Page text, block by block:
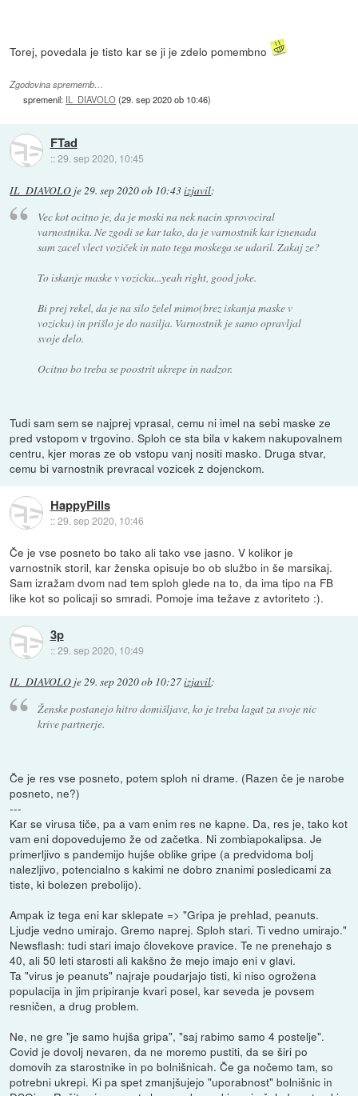
Torej, povedala je tisto kar se ji je zdelo pomembno
Zgodovina sprememb…
spremenil: IL_DIAVOLO(29. sep 2020 ob 10:46)
FTad
::29. sep 2020, 10:45
IL_DIAVOLO je29. sep 2020 ob 10:43izjavil:
Vec kot ocitno je, da je moski na nek nacin sprovociral
varnostnika. Ne zgodi se kar tako, da je varnostnik kar iznenada
sam zacel vlect voziček in nato tega moskega se udaril. Zakaj ze?
To iskanje maske v vozicku...yeah right, good joke.
Bi prej rekel, da je na silo želel mimo(brez iskanja maske v
vozicku) in prišlo je do nasilja. Varnostnik je samo opravljal
svoje delo.
Ocitno bo treba se poostrit ukrepe in nadzor.
Tudi sam sem se najprej vprasal, cemu ni imel na sebi maske ze
pred vstopom v trgovino. Sploh ce sta bila v kakem nakupovalnem
centru, kjer moras ze ob vstopu vanj nositi masko. Druga stvar,
cemu bi varnostnik prevracal vozicek z dojenckom.
HappyPills
::29. sep 2020, 10:46
Če je vse posneto bo tako ali tako vse jasno. V kolikor je
varnostnik storil, kar ženska opisuje bo ob službo in še marsikaj.
Sam izražam dvom nad tem sploh glede na to, da ima tipo na FB
like kot so policaji so smradi. Pomoje ima težave z avtoriteto :).
3p
::29. sep 2020, 10:49
IL_DIAVOLO je29. sep 2020 ob 10:27izjavil:
Ženske postanejo hitro domišljave, ko je treba lagat za svoje nic
krive partnerje.
Če je res vse posneto, potem sploh ni drame. (Razen če je narobe
posneto, ne?)
---
Kar se virusa tiče, pa a vam enim res ne kapne. Da, res je, tako kot
vam eni dopovedujemo že od začetka. Ni zombiapokalipsa. Je
primerljivo s pandemijo hujše oblike gripe (a predvidoma bolj
nalezljivo, potencialno s kakimi ne dobro znanimi posledicami za
tiste, ki bolezen prebolijo).
Ampak iz tega eni kar sklepate => "Gripa je prehlad, peanuts.
Ljudje vedno umirajo. Gremo naprej. Sploh stari. Ti vedno umirajo."
Newsflash: tudi stari imajo človekove pravice. Te ne prenehajo s
40, ali 50 leti starosti ali kakšno že mejo imajo eni v glavi.
Ta "virus je peanuts" najraje poudarjajo tisti, ki niso ogrožena
populacija in jim pripiranje kvari posel, kar seveda je povsem
resničen, a drug problem.
Ne, ne gre "je samo hujša gripa", "saj rabimo samo 4 postelje".
Covid je dovolj nevaren, da ne moremo pustiti, da se širi po
domovih za starostnike in po bolnišnicah. Če ga nočemo tam, so
potrebni ukrepi. Ki pa spet zmanjšujejo "uporabnost" bolnišnic in